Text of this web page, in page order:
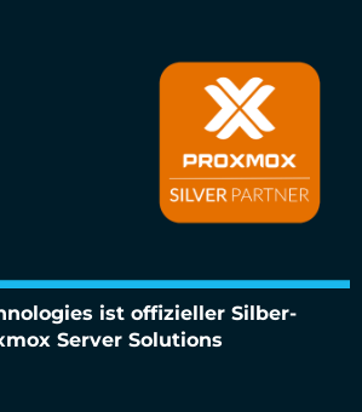
ist offizieller Silber-
Server Solutions
ist offizieller Silber-Partner von